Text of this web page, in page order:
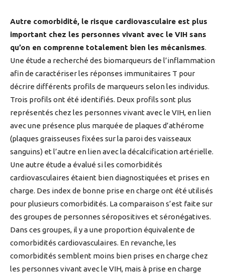
Autre comorbidité, le risque cardiovasculaire est plus
important chez les personnes vivant avec le VIH sans
qu’on en comprenne totalement bien les mécanismes.
Une étude a recherché des biomarqueurs de l’inflammation
afin de caractériser les réponses immunitaires T pour
décrire différents profils de marqueurs selon les individus.
Trois profils ont été identifiés. Deux profils sont plus
représentés chez les personnes vivant avec le VIH, en lien
avec une présence plus marquée de plaques d’athérome
(plaques graisseuses fixées sur la paroi des vaisseaux
sanguins) et l’autre en lien avec la décalcification artérielle.
Une autre étude a évalué si les comorbidités
cardiovasculaires étaient bien diagnostiquées et prises en
charge. Des index de bonne prise en charge ont été utilisés
pour plusieurs comorbidités. La comparaison s’est faite sur
des groupes de personnes séropositives et séronégatives.
Dans ces groupes, il y a une proportion équivalente de
comorbidités cardiovasculaires. En revanche, les
comorbidités semblent moins bien prises en charge chez
les personnes vivant avec le VIH, mais à prise en charge